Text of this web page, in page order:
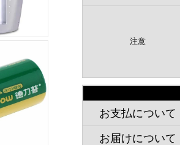
注意
お支払について
お届けについて